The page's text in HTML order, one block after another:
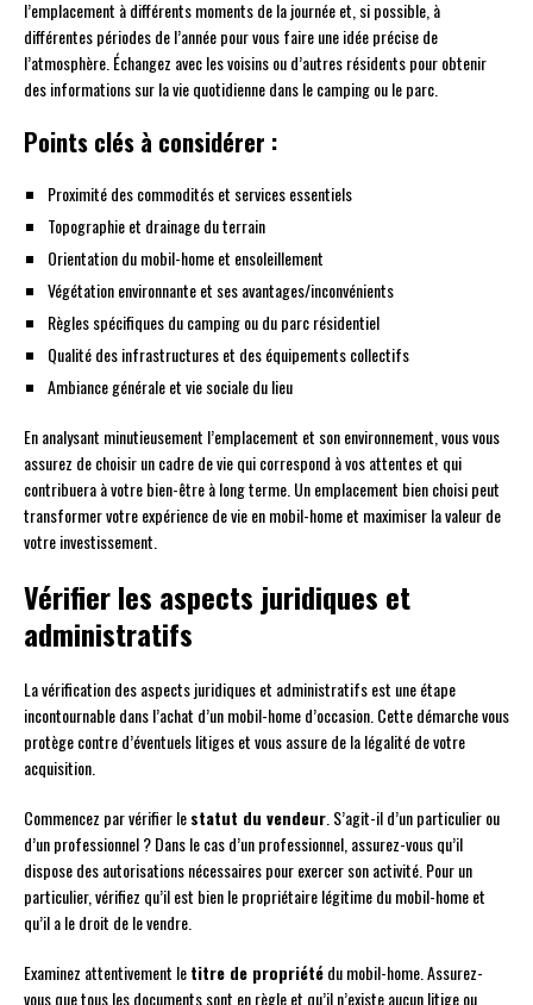
l’emplacement à différents moments de la journée et, si possible, à
différentes périodes de l’année pour vous faire une idée précise de
l’atmosphère. Échangez avec les voisins ou d’autres résidents pour obtenir
des informations sur la vie quotidienne dans le camping ou le parc.
Points clés à considérer :
Proximité des commodités et services essentiels
Topographie et drainage du terrain
Orientation du mobil-home et ensoleillement
Végétation environnante et ses avantages/inconvénients
Règles spécifiques du camping ou du parc résidentiel
Qualité des infrastructures et des équipements collectifs
Ambiance générale et vie sociale du lieu
En analysant minutieusement l’emplacement et son environnement, vous vous
assurez de choisir un cadre de vie qui correspond à vos attentes et qui
contribuera à votre bien-être à long terme. Un emplacement bien choisi peut
transformer votre expérience de vie en mobil-home et maximiser la valeur de
votre investissement.
Vérifier les aspects juridiques et
administratifs
La vérification des aspects juridiques et administratifs est une étape
incontournable dans l’achat d’un mobil-home d’occasion. Cette démarche vous
protège contre d’éventuels litiges et vous assure de la légalité de votre
acquisition.
Commencez par vérifier lestatut du vendeur . S’agit-il d’un particulier ou
d’un professionnel ? Dans le cas d’un professionnel, assurez-vous qu’il
dispose des autorisations nécessaires pour exercer son activité. Pour un
particulier, vérifiez qu’il est bien le propriétaire légitime du mobil-home et
qu’il a le droit de le vendre.
Examinez attentivement letitre de propriétédu mobil-home. Assurez-
vous que tous les documents sont en règle et qu’il n’existe aucun litige ou